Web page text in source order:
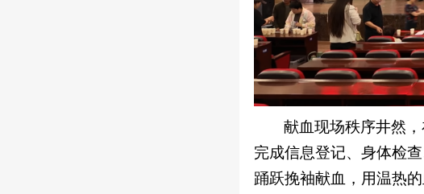
献血现场秩序井然
完成信息登记、身体检
踊跃挽袖献血，用温热